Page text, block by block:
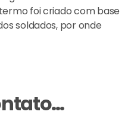
foi criado com base
soldados, por onde